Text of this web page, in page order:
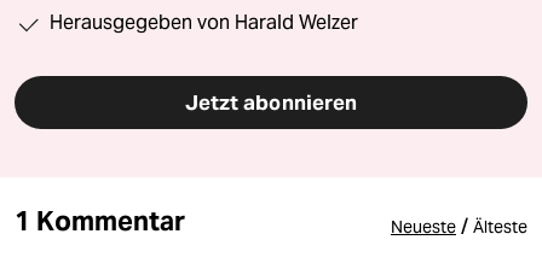
Herausgegeben von Harald Welzer
Jetzt abonnieren
1 Kommentar Neueste / Älteste